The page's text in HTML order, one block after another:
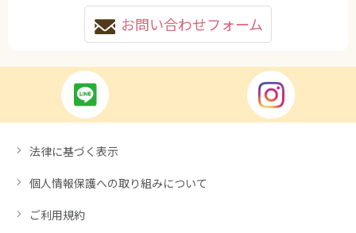
お問い合わせフォーム
法律に基づく表示
個人情報保護への取り組みについて
ご利用規約